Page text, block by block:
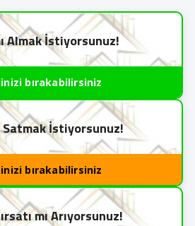
Almak İstiyorsunuz!
bırakabilirsiniz
Satmak İstiyorsunuz!
bırakabilirsiniz
mı Arıyorsunuz!